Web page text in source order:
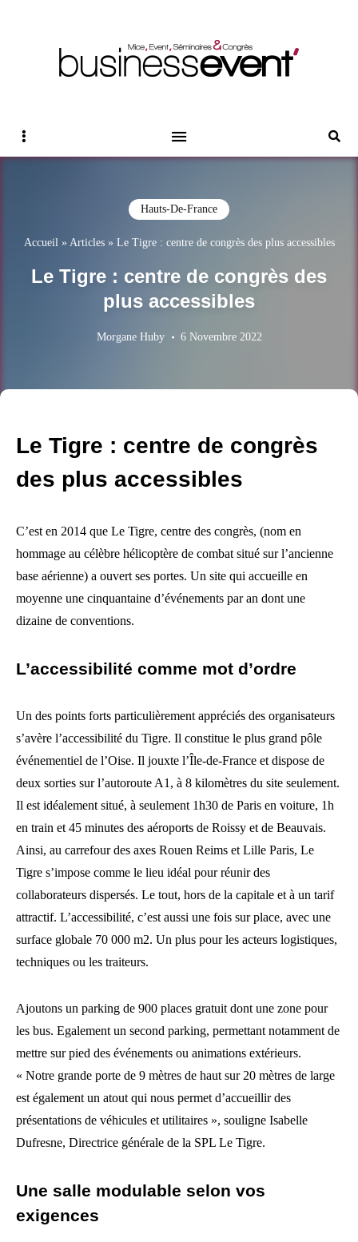
Sidebar
Hauts-De-France
Accueil» Articles» Le Tigre : centre de congrès des plus accessibles
Le Tigre : centre de congrès des
plus accessibles
Morgane Huby 6 Novembre 2022
Le Tigre : centre de congrès
des plus accessibles
C’est en 2014 que Le Tigre, centre des congrès, (nom en
hommage au célèbre hélicoptère de combat situé sur l’ancienne
base aérienne) a ouvert ses portes. Un site qui accueille en
moyenne une cinquantaine d’événements par an dont une
dizaine de conventions.
L’accessibilité comme mot d’ordre
Un des points forts particulièrement appréciés des organisateurs
s’avère l’accessibilité du Tigre. Il constitue le plus grand pôle
événementiel de l’Oise. Il jouxte l’Île-de-France et dispose de
deux sorties sur l’autoroute A1, à 8 kilomètres du site seulement.
Il est idéalement situé, à seulement 1h30 de Paris en voiture, 1h
en train et 45 minutes des aéroports de Roissy et de Beauvais.
Ainsi, au carrefour des axes Rouen Reims et Lille Paris, Le
Tigre s’impose comme le lieu idéal pour réunir des
collaborateurs dispersés. Le tout, hors de la capitale et à un tarif
attractif. L’accessibilité, c’est aussi une fois sur place, avec une
surface globale 70 000 m2. Un plus pour les acteurs logistiques,
techniques ou les traiteurs.
Ajoutons un parking de 900 places gratuit dont une zone pour
les bus. Egalement un second parking, permettant notamment de
mettre sur pied des événements ou animations extérieurs.
« Notre grande porte de 9 mètres de haut sur 20 mètres de large
est également un atout qui nous permet d’accueillir des
présentations de véhicules et utilitaires », souligne Isabelle
Dufresne, Directrice générale de la SPL Le Tigre.
Une salle modulable selon vos
exigences